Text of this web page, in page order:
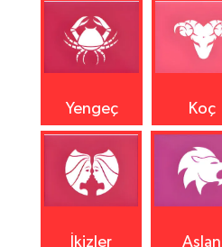
Yengeç Koç
İkizler Aslan